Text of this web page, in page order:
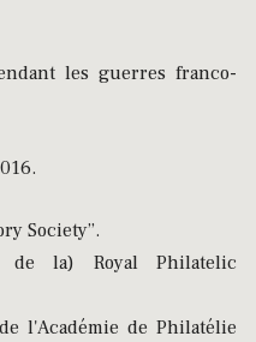
les guerres franco-
Society”.
la) Royal Philatelic
l'Académie de Philatélie